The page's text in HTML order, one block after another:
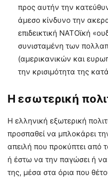
προς αυτήν την
άμεσο κίνδυνο την
επιδεικτική ΝΑΤΟϊκή
συνισταμένη των
(αμερικανικών και
την κρισιμότητα της
Η εσωτερική
Η ελληνική εξωτερική
προσπαθεί να μπλοκάρει
απειλή που προκύπτει από
ή έστω να την παγώσει ή να
της, μέσα στα όρια που